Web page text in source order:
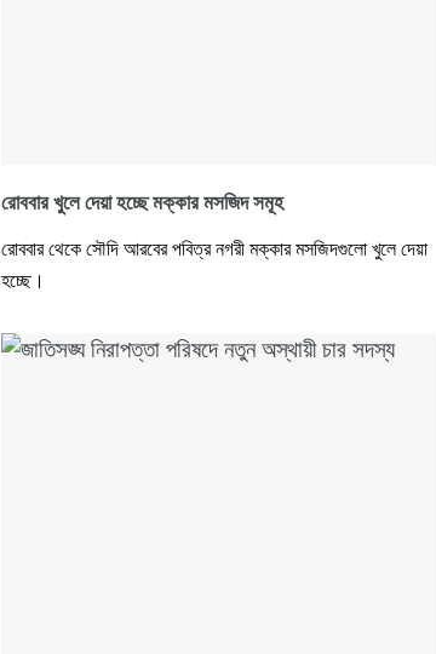
রোববার খুলে দেয়া হচ্ছে মক্কার মসজিদ সমূহ
রোববার থেকে সৌদি আরবের পবিত্র নগরী মক্কার মসজিদগুলো খুলে দেয়া
হচ্ছে।